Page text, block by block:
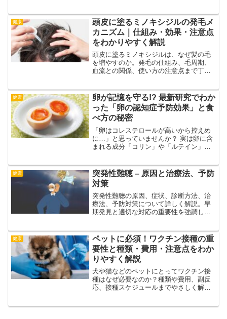
します。
健康
頭皮に塗るミノキシジルの発毛メ
カニズム｜仕組み・効果・注意点
をわかりやすく解説
頭皮に塗るミノキシジルは、なぜ髪の毛
を増やすのか。発毛の仕組み、毛周期、
血流との関係、使い方の注意点まで丁寧
健康
卵が記憶を守る!? 最新研究でわか
った「卵の認知症予防効果」と食
べ方の秘密
「卵はコレステロールが高いから控えめ
に…」と思っていませんか？ 実は卵に含
まれる成分「コリン」や「ルテイン」が
れば効果的？加熱方法は？医師や研究デ
ータに基づき詳しく解説。
健康
突発性難聴 – 原因と治療法、予防
対策
突発性難聴の原因、症状、診断方法、治
療法、予防対策について詳しく解説。早
期発見と適切な対応の重要性を強調し、
健康
ペットに必須！ワクチン接種の重
要性と種類・費用・注意点をわか
りやすく解説
犬や猫などのペットにとってワクチン接
種はなぜ必要なのか？種類や費用、副反
応、接種スケジュールまでやさしく解説